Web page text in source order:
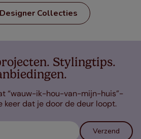
Collecties
Stylingtips.
“wauw-ik-hou-van-mijn-huis”-
keer dat je door de deur loopt.
Verzend